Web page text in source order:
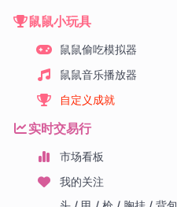
鼠鼠小玩具
鼠鼠偷吃模拟器
鼠鼠音乐播放器
自定义成就
实时交易行
市场看板
我的关注